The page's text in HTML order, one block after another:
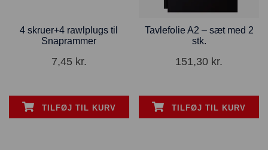
4 skruer+4 rawlplugs til
Snaprammer
7,45 kr.
TILFØJ TIL KURV
Tavlefolie A2 – sæt med 2
stk.
151,30 kr.
TILFØJ TIL KURV